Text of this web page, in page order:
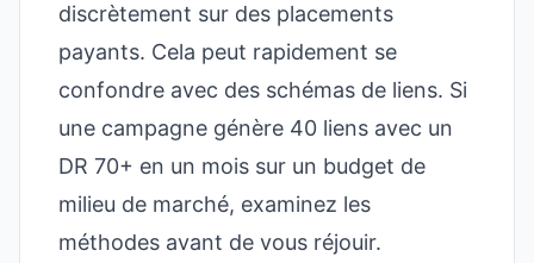
discrètement sur des placements
payants. Cela peut rapidement se
confondre avec des schémas de liens. Si
une campagne génère 40 liens avec un
DR 70+ en un mois sur un budget de
milieu de marché, examinez les
méthodes avant de vous réjouir.